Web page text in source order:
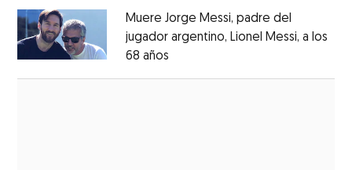
Muere Jorge Messi, padre del
jugador argentino, Lionel Messi, a los
68 años